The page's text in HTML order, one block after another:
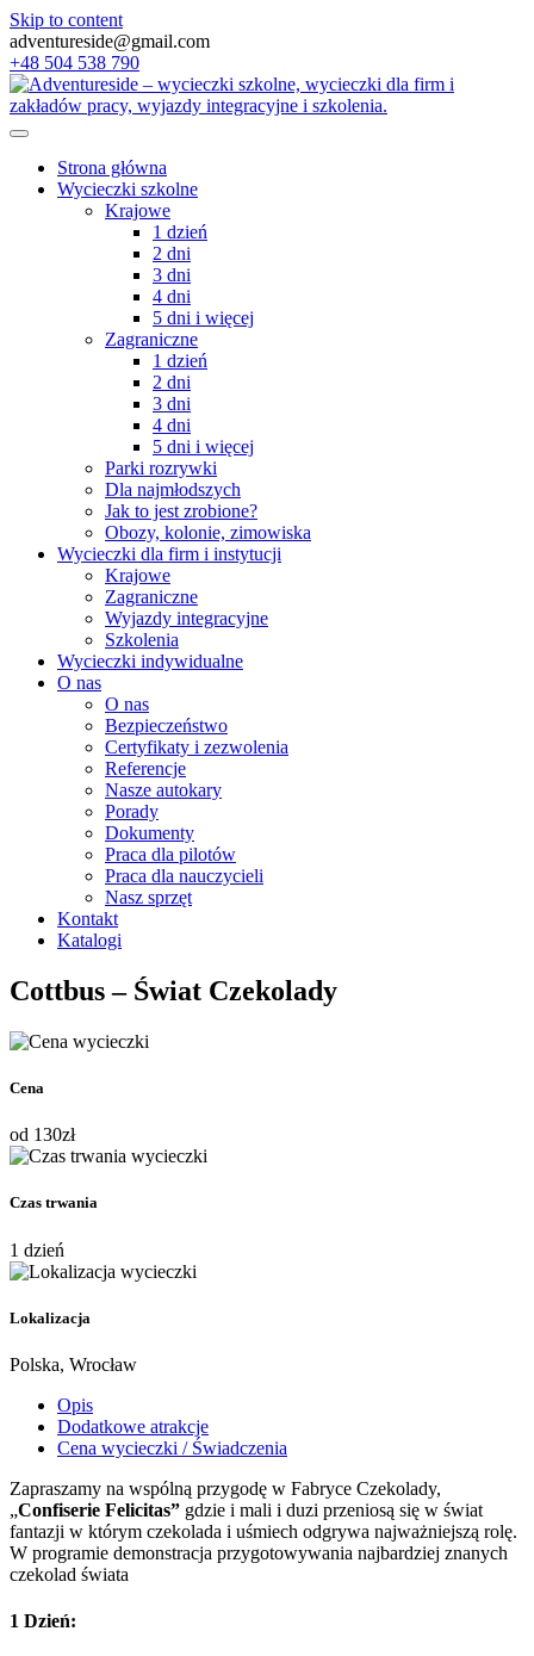
Skip to content
adventureside@gmail.com
+48 504 538 790
Strona główna
Wycieczki szkolne
Krajowe
1 dzień
2 dni
3 dni
4 dni
5 dni i więcej
Zagraniczne
1 dzień
2 dni
3 dni
4 dni
5 dni i więcej
Parki rozrywki
Dla najmłodszych
Jak to jest zrobione?
Obozy, kolonie, zimowiska
Wycieczki dla firm i instytucji
Krajowe
Zagraniczne
Wyjazdy integracyjne
Szkolenia
Wycieczki indywidualne
O nas
O nas
Bezpieczeństwo
Certyfikaty i zezwolenia
Referencje
Nasze autokary
Porady
Dokumenty
Praca dla pilotów
Praca dla nauczycieli
Nasz sprzęt
Kontakt
Katalogi
Cottbus – Świat Czekolady
Cena
od 130zł
Czas trwania
1 dzień
Lokalizacja
Polska, Wrocław
Opis
Dodatkowe atrakcje
Cena wycieczki / Świadczenia
Zapraszamy na wspólną przygodę w Fabryce Czekolady,
„Confiserie Felicitas” gdzie i mali i duzi przeniosą się w świat
fantazji w którym czekolada i uśmiech odgrywa najważniejszą rolę.
W programie demonstracja przygotowywania najbardziej znanych
czekolad świata
1 Dzień: